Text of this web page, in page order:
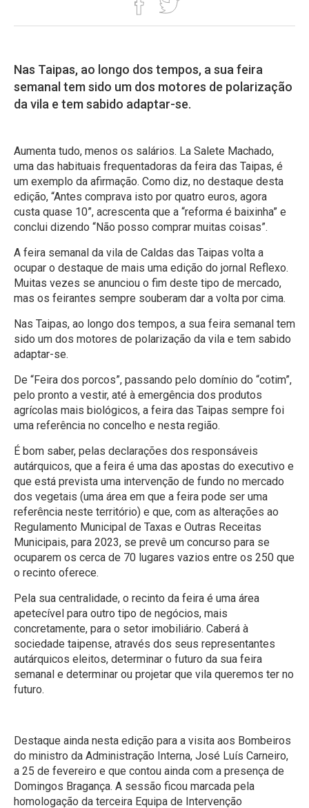
Nas Taipas, ao longo dos tempos, a sua feira
semanal tem sido um dos motores de polarização
da vila e tem sabido adaptar-se.
Aumenta tudo, menos os salários. La Salete Machado,
uma das habituais frequentadoras da feira das Taipas, é
um exemplo da afirmação. Como diz, no destaque desta
edição, “Antes comprava isto por quatro euros, agora
custa quase 10”, acrescenta que a “reforma é baixinha” e
conclui dizendo “Não posso comprar muitas coisas”.
A feira semanal da vila de Caldas das Taipas volta a
ocupar o destaque de mais uma edição do jornal Reflexo.
Muitas vezes se anunciou o fim deste tipo de mercado,
mas os feirantes sempre souberam dar a volta por cima.
Nas Taipas, ao longo dos tempos, a sua feira semanal tem
sido um dos motores de polarização da vila e tem sabido
adaptar-se.
De “Feira dos porcos”, passando pelo domínio do “cotim”,
pelo pronto a vestir, até à emergência dos produtos
agrícolas mais biológicos, a feira das Taipas sempre foi
uma referência no concelho e nesta região.
É bom saber, pelas declarações dos responsáveis
autárquicos, que a feira é uma das apostas do executivo e
que está prevista uma intervenção de fundo no mercado
dos vegetais (uma área em que a feira pode ser uma
referência neste território) e que, com as alterações ao
Regulamento Municipal de Taxas e Outras Receitas
Municipais, para 2023, se prevê um concurso para se
ocuparem os cerca de 70 lugares vazios entre os 250 que
o recinto oferece.
Pela sua centralidade, o recinto da feira é uma área
apetecível para outro tipo de negócios, mais
concretamente, para o setor imobiliário. Caberá à
sociedade taipense, através dos seus representantes
autárquicos eleitos, determinar o futuro da sua feira
semanal e determinar ou projetar que vila queremos ter no
futuro.
Destaque ainda nesta edição para a visita aos Bombeiros
do ministro da Administração Interna, José Luís Carneiro,
a 25 de fevereiro e que contou ainda com a presença de
Domingos Bragança. A sessão ficou marcada pela
homologação da terceira Equipa de Intervenção